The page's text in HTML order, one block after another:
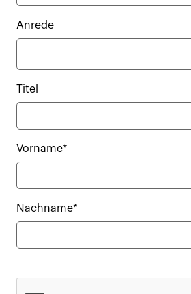
Anrede
Titel
Vorname*
Nachname*